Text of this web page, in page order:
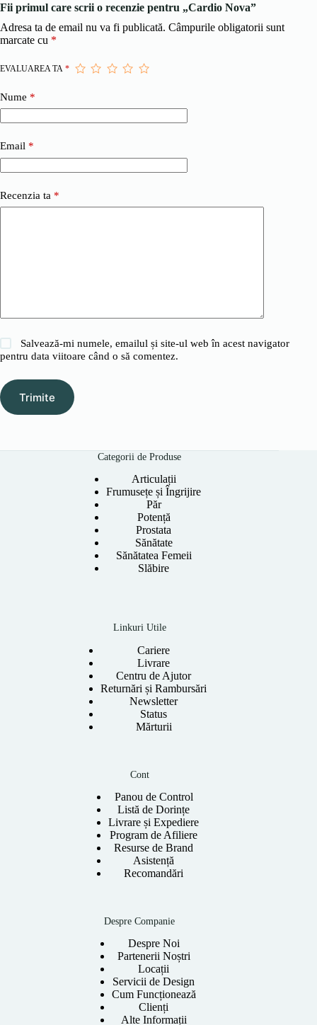
Fii primul care scrii o recenzie pentru „Cardio Nova”
Adresa ta de email nu va fi publicată. Câmpurile obligatorii sunt
marcate cu *
EVALUAREA TA *
Nume *
Email *
Recenzia ta *
Salvează-mi numele, emailul și site-ul web în acest navigator
pentru data viitoare când o să comentez.
Trimite
Categorii de Produse
Articulații
Frumusețe și Îngrijire
Păr
Potență
Prostata
Sănătate
Sănătatea Femeii
Slăbire
Linkuri Utile
Cariere
Livrare
Centru de Ajutor
Returnări și Rambursări
Newsletter
Status
Mărturii
Cont
Panou de Control
Listă de Dorințe
Livrare și Expediere
Program de Afiliere
Resurse de Brand
Asistență
Recomandări
Despre Companie
Despre Noi
Partenerii Noștri
Locații
Servicii de Design
Cum Funcționează
Clienți
Alte Informații